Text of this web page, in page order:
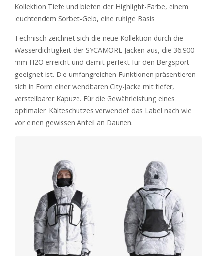
Kollektion Tiefe und bieten der Highlight-Farbe, einem
leuchtendem Sorbet-Gelb, eine ruhige Basis.
Technisch zeichnet sich die neue Kollektion durch die
Wasserdichtigkeit der SYCAMORE-Jacken aus, die 36.900
mm H2O erreicht und damit perfekt für den Bergsport
geeignet ist. Die umfangreichen Funktionen präsentieren
sich in Form einer wendbaren City-Jacke mit tiefer,
verstellbarer Kapuze. Für die Gewährleistung eines
optimalen Kälteschutzes verwendet das Label nach wie
vor einen gewissen Anteil an Daunen.